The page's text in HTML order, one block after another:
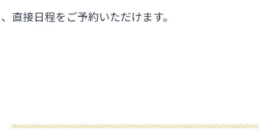
直接日程をご予約いただけます。